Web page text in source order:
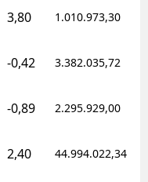
3,80 1.010.973,30
-0,42 3.382.035,72
-0,89 2.295.929,00
2,40 44.994.022,34